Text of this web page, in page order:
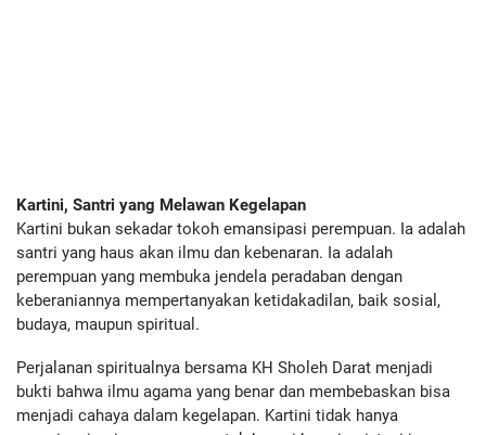
Kartini, Santri yang Melawan Kegelapan
Kartini bukan sekadar tokoh emansipasi perempuan. Ia adalah
santri yang haus akan ilmu dan kebenaran. Ia adalah
perempuan yang membuka jendela peradaban dengan
keberaniannya mempertanyakan ketidakadilan, baik sosial,
budaya, maupun spiritual.
Perjalanan spiritualnya bersama KH Sholeh Darat menjadi
bukti bahwa ilmu agama yang benar dan membebaskan bisa
menjadi cahaya dalam kegelapan. Kartini tidak hanya